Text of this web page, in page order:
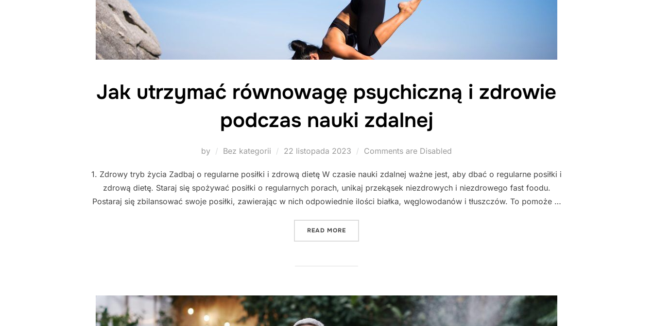
Jak utrzymać równowagę psychiczną i zdrowie
podczas nauki zdalnej
by Bez kategorii
Posted
22 listopada 2023 Comments are Disabled
1. Zdrowy tryb życia Zadbaj o regularne posiłki i zdrową dietę W czasie nauki zdalnej ważne jest, aby dbać o regularne posiłki i
zdrową dietę. Staraj się spożywać posiłki o regularnych porach, unikaj przekąsek niezdrowych i niezdrowego fast foodu.
Postaraj się zbilansować swoje posiłki, zawierając w nich odpowiednie ilości białka, węglowodanów i tłuszczów. To pomoże …
READ MORE